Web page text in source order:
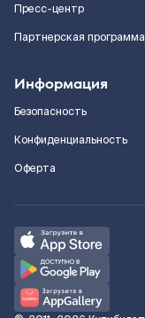
Пресс-центр
Партнерская программа
Информация
Безопасность
Конфиденциальность
Оферта